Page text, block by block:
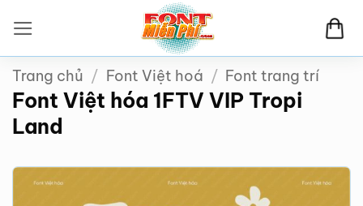
qua
nội
dung
Trang chủ / Font Việt hoá / Font trang trí
Font Việt hóa 1FTV VIP Tropi
Land